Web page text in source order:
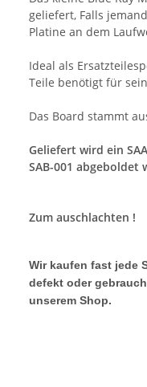
geliefert, Falls
Platine an dem
Ideal als
Teile benötigt für
Das Board stammt
Geliefert wird ein
SAB-001 abgeboldet
Zum auschlachten !
Wir kaufen fast jede
defekt oder
unserem Shop.